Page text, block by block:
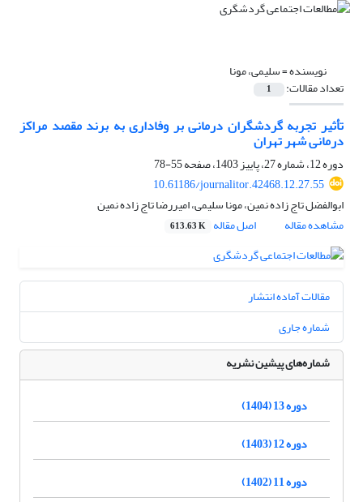
نویسنده =سلیمی، مونا
تعداد مقالات: 1
تأثیر تجربه گردشگران درمانی بر وفاداری به برند مقصد مراکز
درمانی شهر تهران
دوره 12، شماره 27، پاییز 1403، صفحه
55-78
10.61186/journalitor.42468.12.27.55
ابوالفضل تاج زاده نمین، مونا سلیمی، امیررضا تاج زاده نمین
مشاهده مقاله
اصل مقاله 613.63 K
مقالات آماده انتشار
شماره جاری
شماره‌های پیشین نشریه
دوره 13 (1404)
دوره 12 (1403)
دوره 11 (1402)